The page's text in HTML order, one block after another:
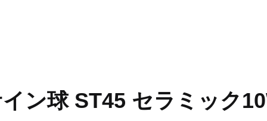
ン球 ST45 セラミック